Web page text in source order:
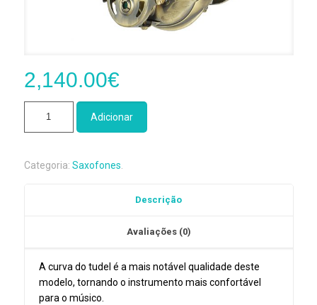
2,140.00€
Curvo
Adicionar
Categoria: Saxofones
Descrição
Avaliações (0)
A curva do tudel é a mais notável qualidade deste
modelo, tornando o instrumento mais confortável
para o músico.